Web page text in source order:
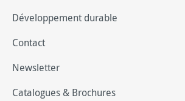
Développement durable
Contact
Newsletter
Catalogues & Brochures